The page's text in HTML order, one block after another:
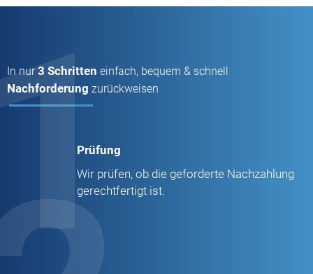
In nur3 Schritten einfach, bequem & schnell
Nachforderung zurückweisen
Prüfung
Wir prüfen, ob die geforderte Nachzahlung
gerechtfertigt ist.